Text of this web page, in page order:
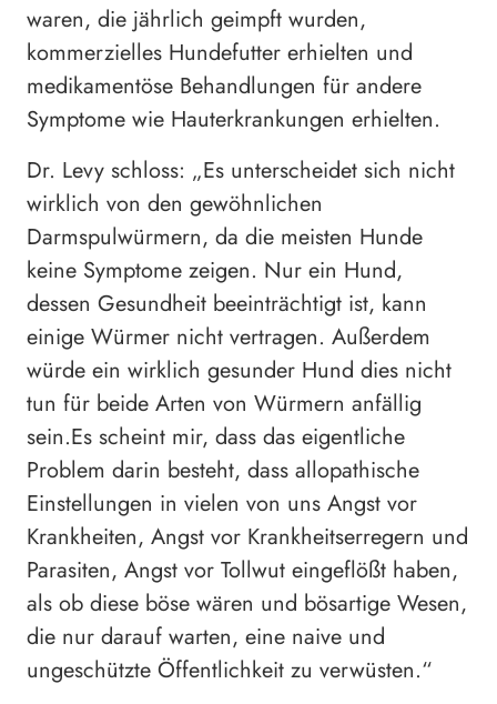
waren, die jährlich geimpft wurden,
kommerzielles Hundefutter erhielten und
medikamentöse Behandlungen für andere
Symptome wie Hauterkrankungen erhielten.
Dr. Levy schloss: „Es unterscheidet sich nicht
wirklich von den gewöhnlichen
Darmspulwürmern, da die meisten Hunde
keine Symptome zeigen. Nur ein Hund,
dessen Gesundheit beeinträchtigt ist, kann
einige Würmer nicht vertragen. Außerdem
würde ein wirklich gesunder Hund dies nicht
tun für beide Arten von Würmern anfällig
sein.Es scheint mir, dass das eigentliche
Problem darin besteht, dass allopathische
Einstellungen in vielen von uns Angst vor
Krankheiten, Angst vor Krankheitserregern und
Parasiten, Angst vor Tollwut eingeflößt haben,
als ob diese böse wären und bösartige Wesen,
die nur darauf warten, eine naive und
ungeschützte Öffentlichkeit zu verwüsten.“